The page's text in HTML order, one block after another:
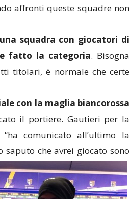
affronti queste squadre non
squadra con giocatori di
fatto la categoria. Bisogna
titolari, è normale che certe
con la maglia biancorossa
il portiere. Gautieri per la
comunicato all’ultimo la
che avrei giocato sono